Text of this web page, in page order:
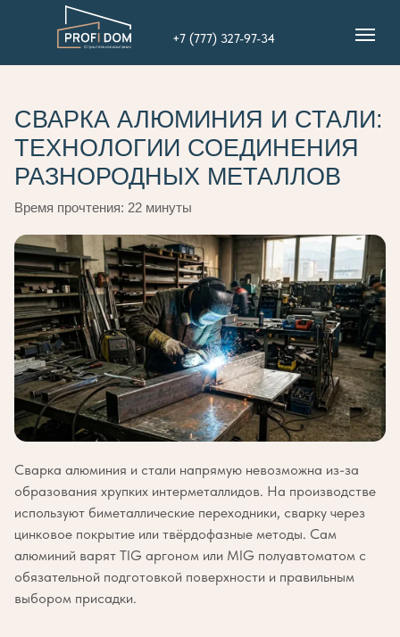
+7 (777) 327-97-34
СВАРКА АЛЮМИНИЯ И СТАЛИ:
ТЕХНОЛОГИИ СОЕДИНЕНИЯ
РАЗНОРОДНЫХ МЕТАЛЛОВ
Время прочтения: 22 минуты
Сварка алюминия и стали напрямую невозможна из-за
образования хрупких интерметаллидов. На производстве
используют биметаллические переходники, сварку через
цинковое покрытие или твёрдофазные методы. Сам
алюминий варят TIG аргоном или MIG полуавтоматом с
обязательной подготовкой поверхности и правильным
выбором присадки.